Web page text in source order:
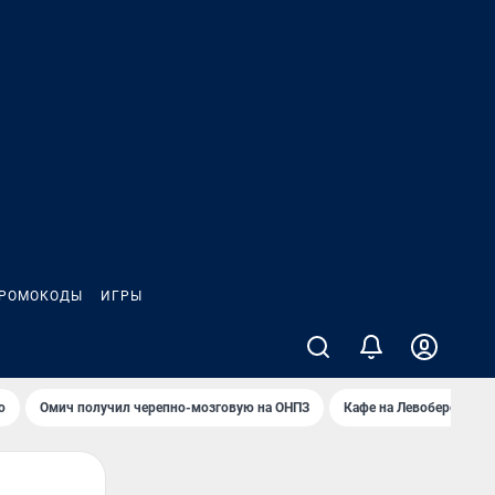
ИГРЫ
Омич получил черепно-мозговую на ОНПЗ Кафе на Левобережье